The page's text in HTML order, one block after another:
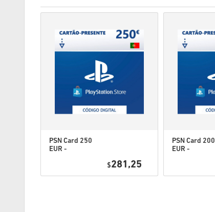
PSN Card 250
EUR -
Portugal
$281,25
PSN Card 200
EUR -
Portugal